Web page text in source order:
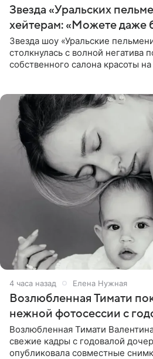
Звезда «Уральских
хейтерам: «Можете даже
Звезда шоу «Уральские
столкнулась с волной негатива
собственного салона красоты
4 часа назад Елена Нужная
Возлюбленная Тимати
нежной фотосессии с
Возлюбленная Тимати
свежие кадры с годовалой
опубликовала совместные